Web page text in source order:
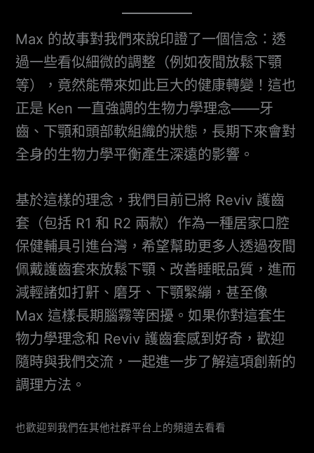
Max 的故事對我們來說印證了一個信念：透
過一些看似細微的調整（例如夜間放鬆下顎
等），竟然能帶來如此巨大的健康轉變！這也
正是 Ken 一直強調的生物力學理念——牙
齒、下顎和頭部軟組織的狀態，長期下來會對
全身的生物力學平衡產生深遠的影響。
基於這樣的理念，我們目前已將 Reviv 護齒
套（包括 R1 和 R2 兩款）作為一種居家口腔
保健輔具引進台灣，希望幫助更多人透過夜間
佩戴護齒套來放鬆下顎、改善睡眠品質，進而
減輕諸如打鼾、磨牙、下顎緊繃，甚至像
Max 這樣長期腦霧等困擾。如果你對這套生
物力學理念和 Reviv 護齒套感到好奇，歡迎
隨時與我們交流，一起進一步了解這項創新的
調理方法。
也歡迎到我們在其他社群平台上的頻道去看看